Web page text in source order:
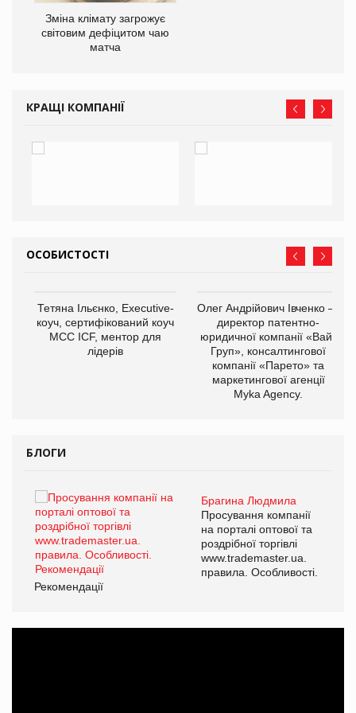
Зміна клімату загрожує
світовим дефіцитом чаю
матча
КРАЩІ КОМПАНІЇ
ОСОБИСТОСТІ
Тетяна Ільєнко, Executive-
коуч, сертифікований коуч
МСС ICF, ментор для
лідерів
Олег Андрійович Івченко —
директор патентно-
юридичної компанії «Вайз
Груп», консалтингової
компанії «Парето» та
маркетингової агенції
Myka Agency.
БЛОГИ
Брагина Людмила
Просування компанії
на порталі оптової та
роздрібної торгівлі
www.trademaster.ua.
правила. Особливості.
Рекомендації